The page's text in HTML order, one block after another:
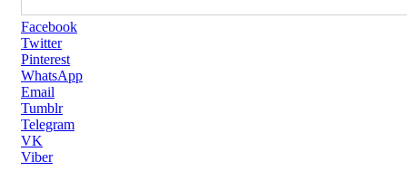
Facebook
Twitter
Pinterest
WhatsApp
Email
Tumblr
Telegram
VK
Viber